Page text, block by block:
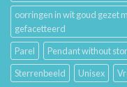
oorringen in wit goud gezet
gefacetteerd
Parel
Pendant without
Sterrenbeeld
Unisex